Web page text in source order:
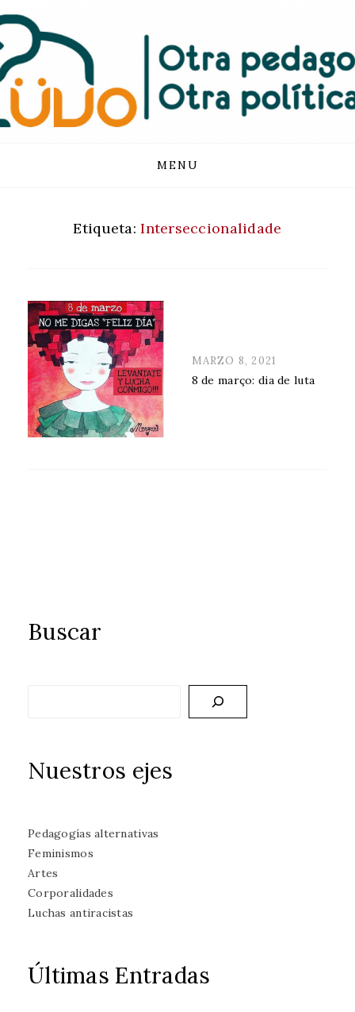
FUNDACIÓN
LUVO
MENU
Etiqueta:Interseccionalidade
POSTED
ON
MARZO 8, 2021
8 de março: dia de luta
Buscar
Nuestros ejes
Pedagogías alternativas
Feminismos
Artes
Corporalidades
Luchas antiracistas
Últimas Entradas